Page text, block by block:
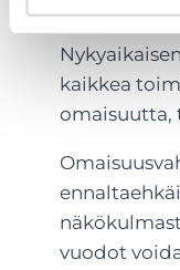
kaikkea
omaisuutta,
vuodot